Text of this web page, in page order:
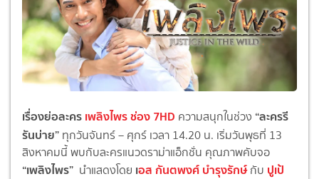
เรื่องย่อละครเพลิงไพร ช่อง 7HD ความสนุกในช่วง “ละครรี
รันบ่าย” ทุกวันจันทร์ – ศุกร์ เวลา 14.20 น. เริ่มวันพุธที่ 13
สิงหาคมนี้ พบกับละครแนวดราม่าแอ็กชั่น คุณภาพคับจอ
“เพลิงไพร” นำแสดงโดย เอส กันตพงศ์ บำรุงรักษ์กับ ปูเป้